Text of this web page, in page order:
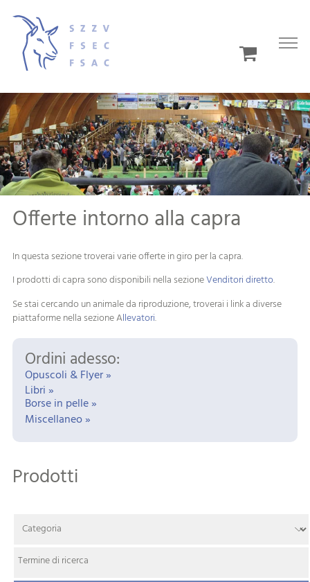
Offerte intorno alla capra
In questa sezione troverai varie offerte in giro per la capra.
I prodotti di capra sono disponibili nella sezioneVenditori diretto.
Se stai cercando un animale da riproduzione, troverai i link a diverse
piattaforme nella sezione Allevatori.
Ordini adesso:
Opuscoli & Flyer »
Libri »
Borse in pelle »
Miscellaneo »
Prodotti
Termine di ricerca